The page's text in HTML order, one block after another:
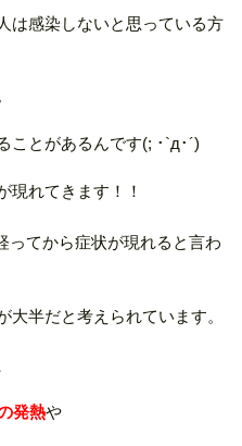
は感染しないと思っている方
ことがあるんです(; ･`д･´)
現れてきます！！
ってから症状が現れると言わ
大半だと考えられています。
発熱や